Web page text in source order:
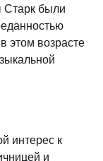
Старк были
этом возрасте
интерес к
и